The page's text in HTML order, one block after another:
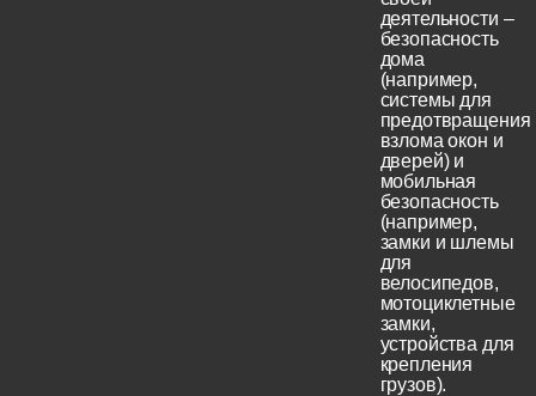
деятельности –
безопасность
дома
(например,
системы для
предотвращения
взлома окон и
дверей) и
мобильная
безопасность
(например,
замки и шлемы
для
велосипедов,
мотоциклетные
замки,
устройства для
крепления
грузов).